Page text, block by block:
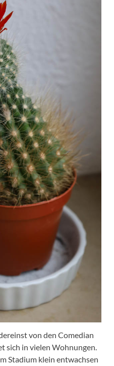
von den Comedian
sich in vielen Wohnungen.
Stadium klein entwachsen